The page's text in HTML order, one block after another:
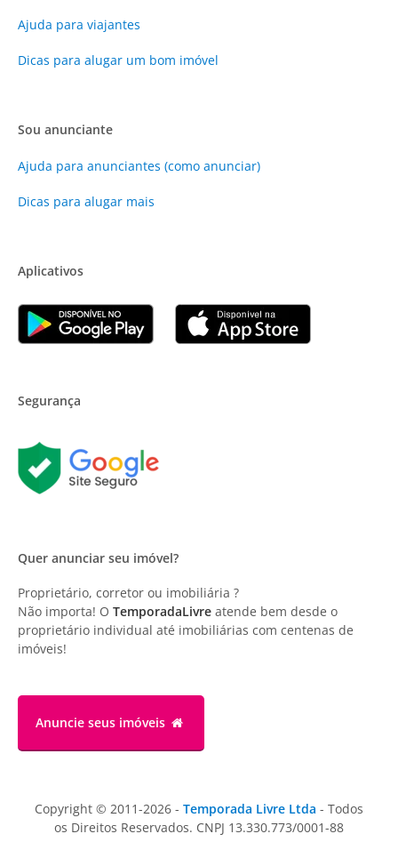
Ajuda para viajantes
Dicas para alugar um bom imóvel
Sou anunciante
Ajuda para anunciantes (como anunciar)
Dicas para alugar mais
Aplicativos
Segurança
Quer anunciar seu imóvel?
Proprietário, corretor ou imobiliária ?
Não importa! O TemporadaLivre atende bem desde o
proprietário individual até imobiliárias com centenas de
imóveis!
Anuncie seus imóveis
Copyright © 2011-2026 - Temporada Livre Ltda - Todos
os Direitos Reservados. CNPJ 13.330.773/0001-88